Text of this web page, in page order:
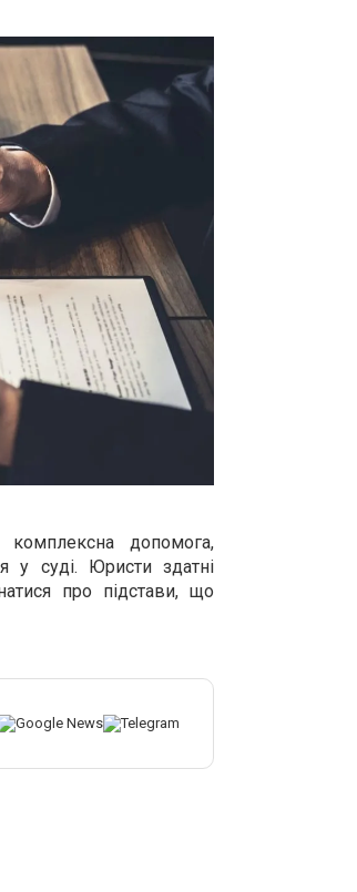
допомога,
у суді. Юристи здатні
про підстави, що